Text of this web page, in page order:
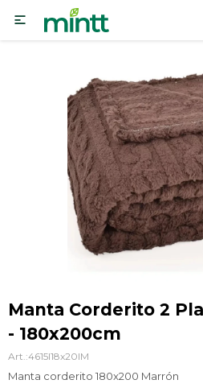

Manta Corderito 2
- 180x200cm
4615I18x20IM
Manta corderito 180x200 Marrón